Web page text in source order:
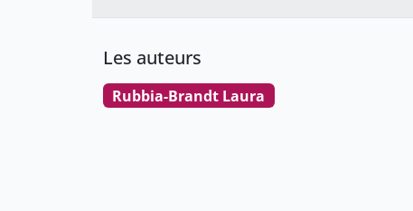
Les auteurs
Rubbia-Brandt Laura